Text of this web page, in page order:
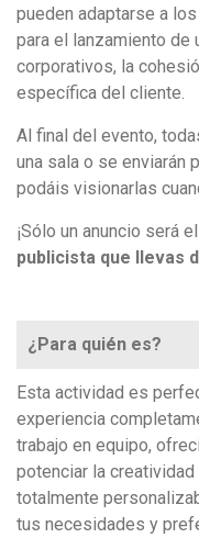
pueden adaptarse a
para el lanzamiento de
corporativos, la
específica del cliente.
Al final del evento,
una sala o se enviarán
podáis visionarlas
¡Sólo un anuncio será
publicista que llevas
¿Para quién es?
Esta actividad es
experiencia
trabajo en equipo,
potenciar la
totalmente
tus necesidades y